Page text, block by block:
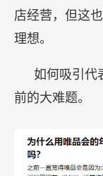
店经营，但这
理想。
如何吸引代
前的大难题。